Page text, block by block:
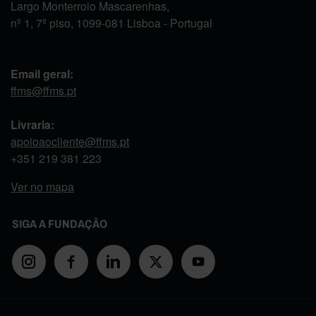
Largo Monterroio Mascarenhas,
nº 1, 7º piso, 1099-081 Lisboa - Portugal
Email geral:
ffms@ffms.pt
Livraria:
apoioaocliente@ffms.pt
+351 219 381 223
Ver no mapa
SIGA A FUNDAÇÃO